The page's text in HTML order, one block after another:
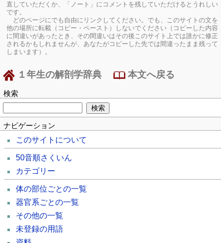
直していただくか、「ノート」にコメントを残していただけるとうれしい
です。
どのページにでも自由にリンクしてください。でも、このサイトの文を
他の場所に転載（コピー・ペースト）しないでください（コピーした内容
に間違いがあったとき、その間違いはその後このサイト上では誰かに修正
されるかもしれませんが、あなたがコピーした先では間違ったまま残って
しまいます）。
１年生の解剖学辞典 本文へ戻る
検索
ナビゲーション
このサイトについて
50音順さくいん
カテゴリー
体の部位ごとの一覧
器官系ごとの一覧
その他の一覧
未登録の用語